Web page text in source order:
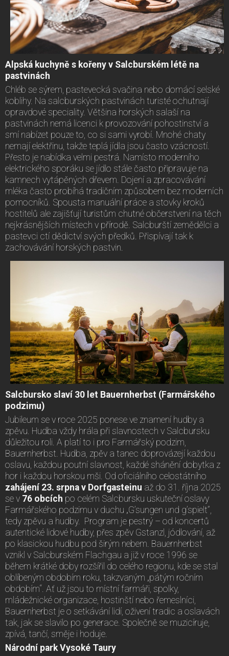
Alpská kuchyně s kořeny v Salcburském létě na
pastvinách
Chléb se sýrem, pastevecká svačina nebo domácí selské
koblihy. Na salcburských pastvinách turisté ochutnají
opravdové speciality. Většina horských salaší na
pastvinách nemá licenci k provozování pohostinství a
smí nabízet pouze to, co si sami vyrobí. Mnohé chaty
nemají elektřinu, takže teplá jídla jsou často vzácností.
Přesto je nabídka velmi pestrá. Namísto moderního
elektrického sporáku se jídlo stále často připravuje na
kamnech vytápěných dřevem. Dojení a zpracovávání
mléka často probíhá tradičním způsobem bez moderních
pomocníků. Spousta manuální práce a stovky kroků
hostitelů ale zajišťují turistům chutné občerstvení na těch
nejkrásnějších místech v přírodě. Salcburští zemědělci a
pastevci ctí dědictví svých předků. Přispívají tak k
zachovávání horských pastvin.
Salcbursko slaví 30 let Bauernherbst (Farmářského
podzimu)
Jubileum se v roce 2025 ponese ve znamení hudby a
zpěvu. Hudba vždy hrála při slavnostech v Salcbursku
důležitou roli. A platí to i pro Farmářský podzim,
Bauernherbst. Hudba, zpěv a tanec doprovázejí každou
oslavu, každou poutní slavnost, každé shánění dobytka z
hor i každou horskou mši. Od oficiálního celostátního
zahájení 23. srpna v Dorfgasteinu až do 31. října 2025
se v 76 obcích po celém Salcbursku uskuteční oslavy
Farmářského podzimu v duchu „G’sungen und g’spielt”,
tedy zpěvu a hudby. Program je pestrý – od koncertů
autentické lidové hudby, přes zpěv Gstanzl, jódlování, až
po klasickou hudbu pod širým nebem. Bauernherbst
vznikl v Salcburském Flachgau a již v roce 1996 se
během krátké doby rozšířil do celého regionu, kde se stal
oblíbeným obdobím roku, takzvaným „pátým ročním
obdobím“. Ať už jsou to místní farmáři, spolky,
mládežnické organizace, hostinští nebo řemeslníci,
Bauernherbst je o setkávání lidí, oživení tradic a oslavách
tak, jak se slavilo po generace. Společně se muzicíruje,
zpívá, tančí, směje i hoduje.
Národní park Vysoké Taury